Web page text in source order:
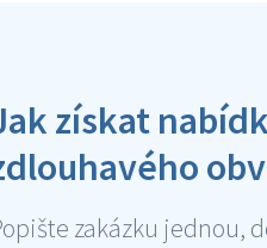
získat
zakázku jednou,